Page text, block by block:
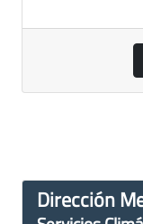
Dirección